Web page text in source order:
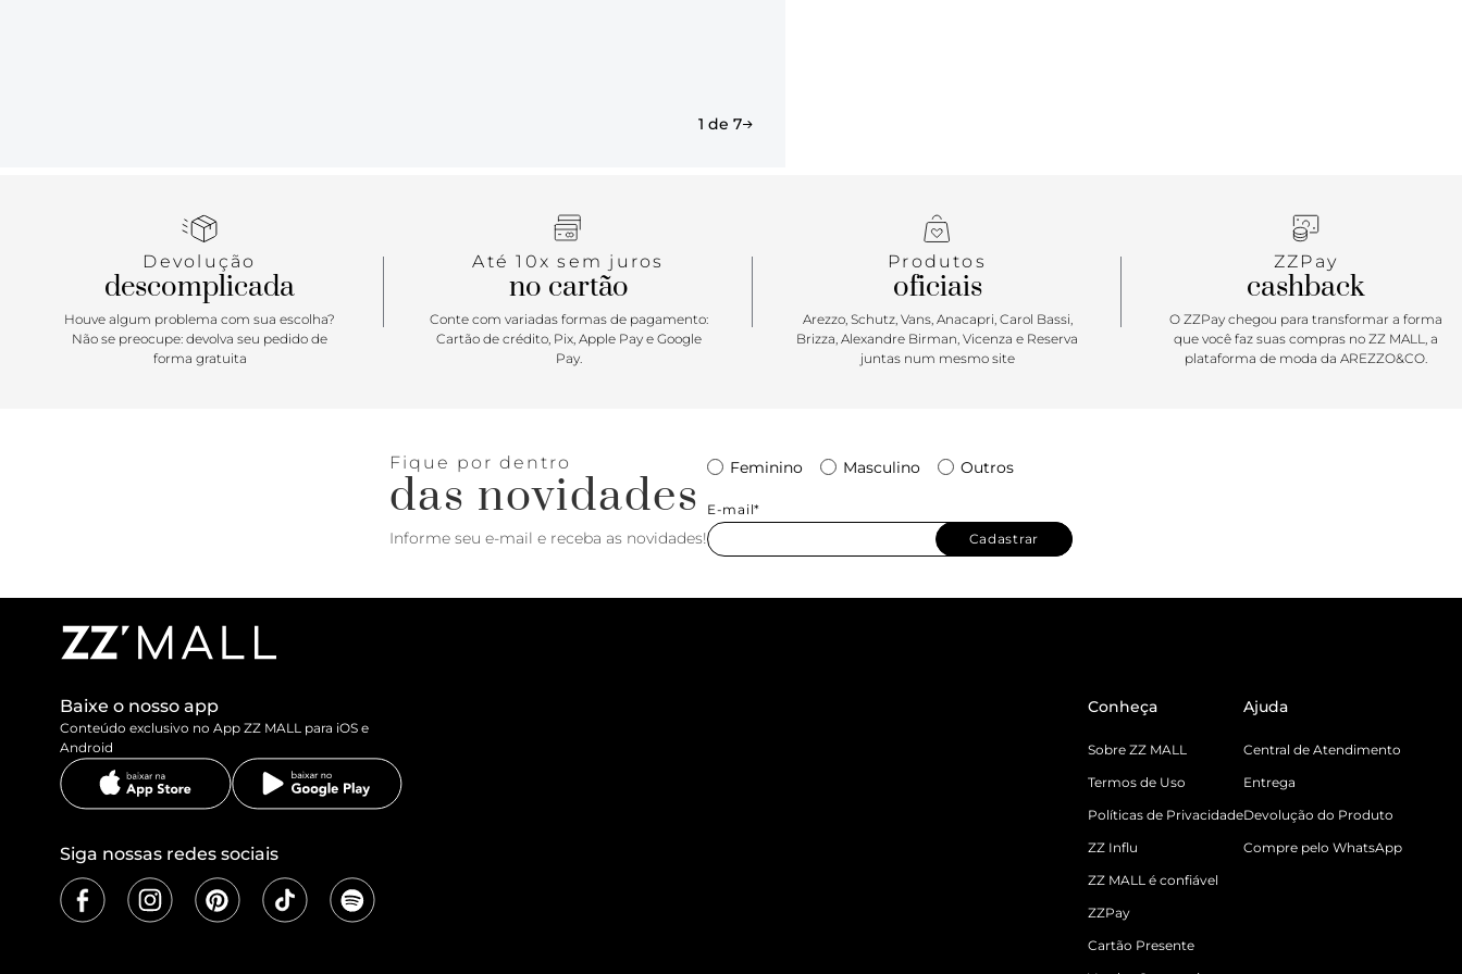
1 de 7
Devolução
descomplicada
Houve algum problema com sua escolha?
Não se preocupe: devolva seu pedido de
forma gratuita
Até 10x sem juros
no cartão
Conte com variadas formas de pagamento:
Cartão de crédito, Pix, Apple Pay e Google
Pay.
Produtos
oficiais
Arezzo, Schutz, Vans, Anacapri, Carol Bassi,
Brizza, Alexandre Birman, Vicenza e Reserva
juntas num mesmo site
ZZPay
cashback
O ZZPay chegou para transformar a forma
que você faz suas compras no ZZ MALL, a
plataforma de moda da AREZZO&CO.
Fique por dentro
das novidades
Informe seu e-mail e receba as novidades!
Feminino Masculino Outros
E-mail*
Cadastrar
Baixe o nosso app
Conteúdo exclusivo no App ZZ MALL para iOS e
Android
Siga nossas redes sociais
Conheça
Sobre ZZ MALL
Termos de Uso
Políticas de Privacidade
ZZ Influ
ZZ MALL é confiável
ZZPay
Cartão Presente
Ajuda
Central de Atendimento
Entrega
Devolução do Produto
Compre pelo WhatsApp